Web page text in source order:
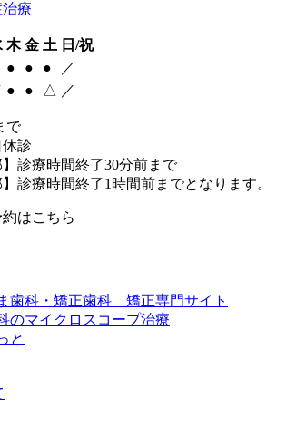
療
木 金 土 日/祝
● ● ●
／
● ● △ ／
で
診
診療時間終了30分前まで
時間終了1時間前までとなります。
はこちら